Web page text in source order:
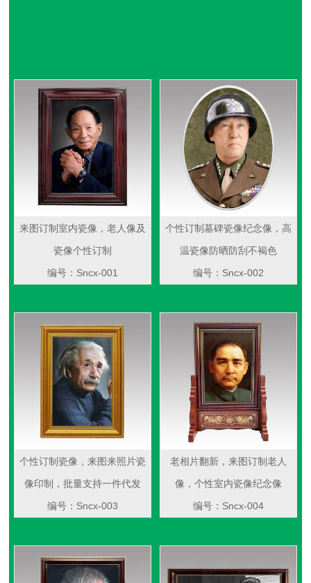
来图订制室内瓷像，老人像及
瓷像个性订制
编号：Sncx-001
个性订制墓碑瓷像纪念像，高
温瓷像防晒防刮不褐色
编号：Sncx-002
个性订制瓷像，来图来照片瓷
像印制，批量支持一件代发
编号：Sncx-003
老相片翻新，来图订制老人
像，个性室内瓷像纪念像
编号：Sncx-004